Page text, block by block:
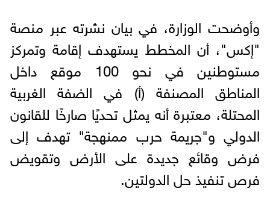
وأوضحت الوزارة، في بيان نشرته عبر منصة
"إكس"، أن المخطط يستهدف إقامة وتمركز
مستوطنين في نحو 100 موقع داخل
المناطق المصنفة (أ) في الضفة الغربية
المحتلة، معتبرة أنه يمثل تحديًا صارخًا للقانون
الدولي و"جريمة حرب ممنهجة" تهدف إلى
فرض وقائع جديدة على الأرض وتقويض
فرص تنفيذ حل الدولتين.